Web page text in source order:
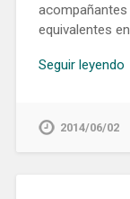
equivalentes
Seguir
2014/06/02